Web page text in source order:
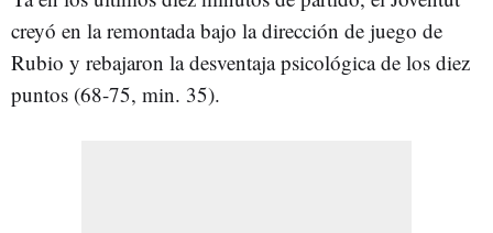
creyó en la remontada bajo la dirección de juego de
Rubio y rebajaron la desventaja psicológica de los diez
puntos (68-75, min. 35).